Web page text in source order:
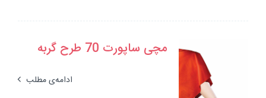
مچی ساپورت 70 طرح گربه
ادامه‌ی مطلب